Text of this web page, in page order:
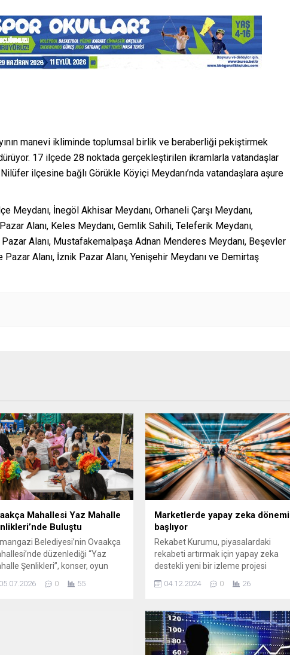
manevi ikliminde toplumsal birlik ve beraberliği pekiştirmek
17 ilçede 28 noktada gerçekleştirilen ikramlarla vatandaşlar
ilçesine bağlı Görükle Köyiçi Meydanı’nda vatandaşlara aşure
Meydanı, İnegöl Akhisar Meydanı, Orhaneli Çarşı Meydanı,
Alanı, Keles Meydanı, Gemlik Sahili, Teleferik Meydanı,
Alanı, Mustafakemalpaşa Adnan Menderes Meydanı, Beşevler
Pazar Alanı, İznik Pazar Alanı, Yenişehir Meydanı ve Demirtaş
Mahallesi Yaz Mahalle
Buluştu
Belediyesi’nin Ovaakça
düzenlediği “Yaz
Şenlikleri”, konser, oyun
çocuklara ve ailelere
05.07.2026 0 55
Marketlerde yapay zeka dönemi
başlıyor
Rekabet Kurumu, piyasalardaki
rekabeti artırmak için yapay zeka
destekli yeni bir izleme projesi
korunması ve piyasaların sağlıklı
atmayı hedefliyor.
04.12.2024 0 26